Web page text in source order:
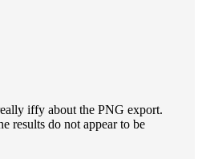
iffy about the PNG export.
results do not appear to be